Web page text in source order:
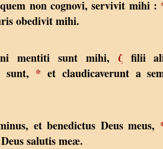
non cognovi, servivit mihi :
obedivit mihi.
mentiti sunt mihi, ζfilii
sunt, * et claudicaverunt a
et benedictus Deus meus,
salutis meæ.